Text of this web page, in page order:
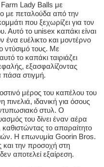
Lady Balls με
με πεταλούδα από την
που ξεχωρίζει για τον
Αυτό το unisex καπάκι είναι
ένα ευέλικτο και μοντέρνο
ντύσιμό τους. Με
το καπάκι ταιριάζει
εξασφαλίζοντας
στιγμή.
μέρος του καπέλου του
πινελιά, ιδανική για όσους
στυλ. Ο
του δίνει έναν αέρα
καθιστώντας το απαραίτητο
Η επωνυμία Goorin Bros.
και την προσοχή στη
αποτελεί εξαίρεση.